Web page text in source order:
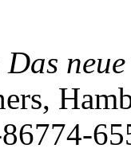
Das